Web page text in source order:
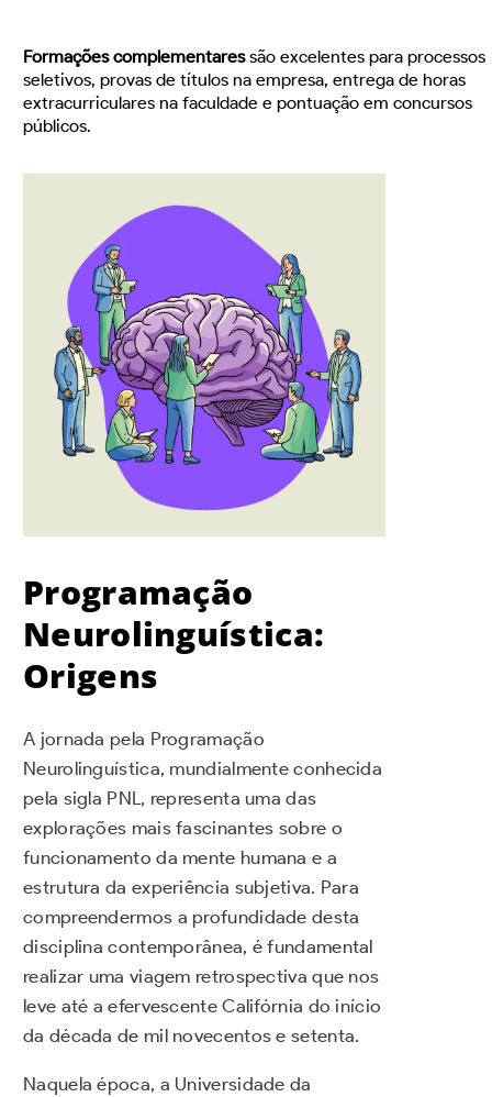
Formações complementaressão excelentes para processos
seletivos, provas de títulos na empresa, entrega de horas
extracurriculares na faculdade e pontuação em concursos
públicos.
Programação
Neurolinguística:
Origens
A jornada pela Programação
Neurolinguística, mundialmente conhecida
pela sigla PNL, representa uma das
explorações mais fascinantes sobre o
funcionamento da mente humana e a
estrutura da experiência subjetiva. Para
compreendermos a profundidade desta
disciplina contemporânea, é fundamental
realizar uma viagem retrospectiva que nos
leve até a efervescente Califórnia do início
da década de mil novecentos e setenta.
Naquela época, a Universidade da